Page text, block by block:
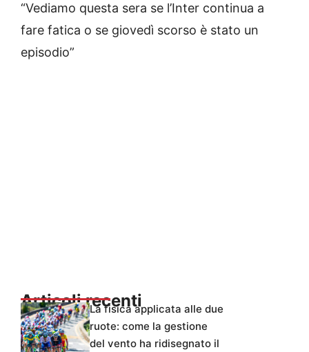
“Vediamo questa sera se l’Inter continua a
fare fatica o se giovedì scorso è stato un
episodio”
Articoli recentiLa fisica applicata alle due
ruote: come la gestione
del vento ha ridisegnato il